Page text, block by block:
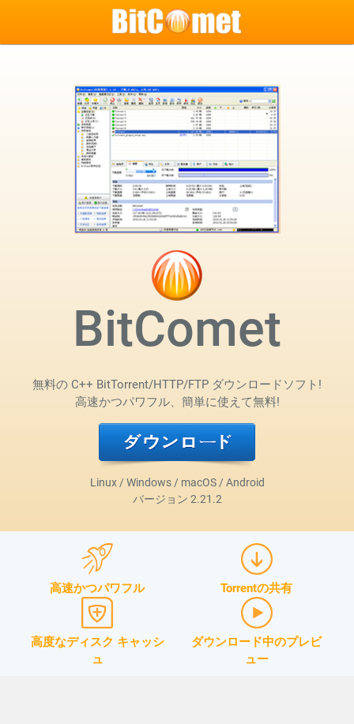
BitComet
無料の C++ BitTorrent/HTTP/FTP ダウンロードソフト!
高速かつパワフル、簡単に使えて無料!
Linux / Windows / macOS / Android
バージョン 2.21.2
高速かつパワフル Torrentの共有
高度なディスク キャッシ
ュ
ダウンロード中のプレビ
ュー